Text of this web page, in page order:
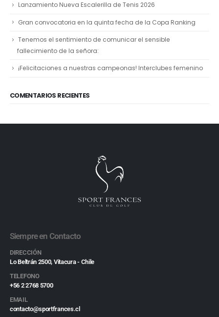
Lanzamiento Nueva Escalerilla de Tenis 2026
Gran convocatoria en la quinta fecha de la Copa Ranking
Tenemos el sentimiento de comunicar el sensible
fallecimiento de la señora:
¡Felicitaciones a nuestras campeonas! Interclubes femenino
COMENTARIOS RECIENTES
Siempre en Contacto
DIRECCIÓN
Lo Beltrán 2500, Vitacura - Chile
TELEFONO
+56 2 2768 5700
EMAIL
contacto@sportfrances.cl